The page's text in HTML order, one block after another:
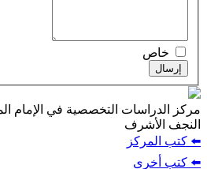
خاص
إرسال
مركز الدراسات التخصصية في الإمام
النجف الأشرف
⬅️ كتب المركز
⬅️ كتب أخرى